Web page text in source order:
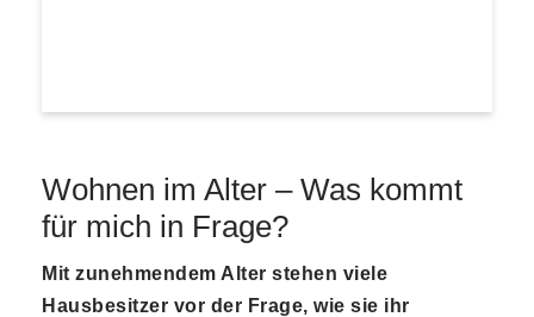
Wohnen im Alter – Was kommt
für mich in Frage?
Mit zunehmendem Alter stehen viele
Hausbesitzer vor der Frage, wie sie ihr